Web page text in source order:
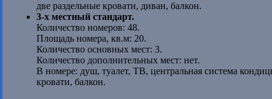
две раздельные кровати, диван, балкон.
3-х местный стандарт.
Количество номеров: 48.
Площадь номера, кв.м: 20.
Количество основных мест: 3.
Количество дополнительных мест: нет.
В номере: душ, туалет, ТВ, центральная система
кровати, балкон.